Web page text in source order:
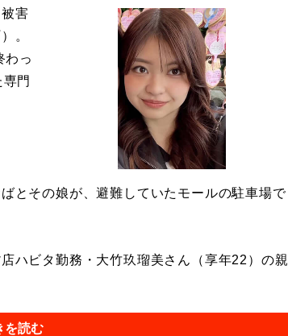
害
。
わっ
門
とその娘が、避難していたモールの駐車場で
ハビタ勤務・大竹玖瑠美さん（享年22）の親
を読む